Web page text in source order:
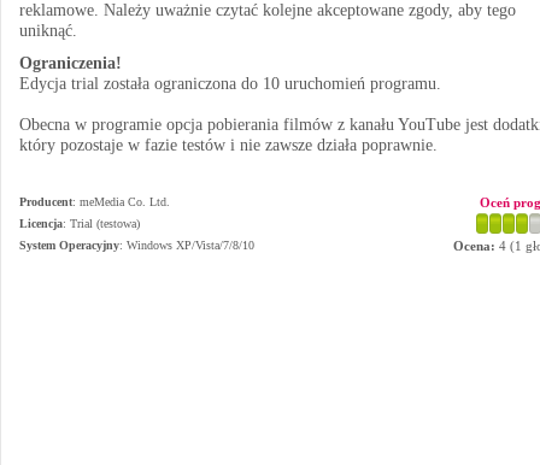
reklamowe. Należy uważnie czytać kolejne akceptowane zgody, aby tego
uniknąć.
Ograniczenia!
Edycja trial została ograniczona do 10 uruchomień programu.
Obecna w programie opcja pobierania filmów z kanału YouTube jest
który pozostaje w fazie testów i nie zawsze działa poprawnie.
Producent: meMedia Co. Ltd.
Licencja: Trial (testowa)
System Operacyjny: Windows XP/Vista/7/8/10
Oceń
Ocena: 4 (1